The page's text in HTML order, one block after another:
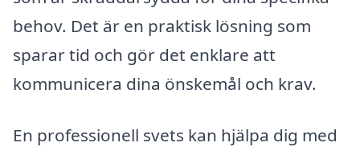
behov. Det är en praktisk lösning som
sparar tid och gör det enklare att
kommunicera dina önskemål och krav.
En professionell svets kan hjälpa dig med